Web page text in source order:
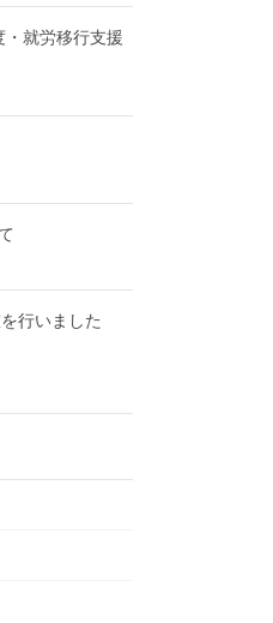
就労移行支援
行いました